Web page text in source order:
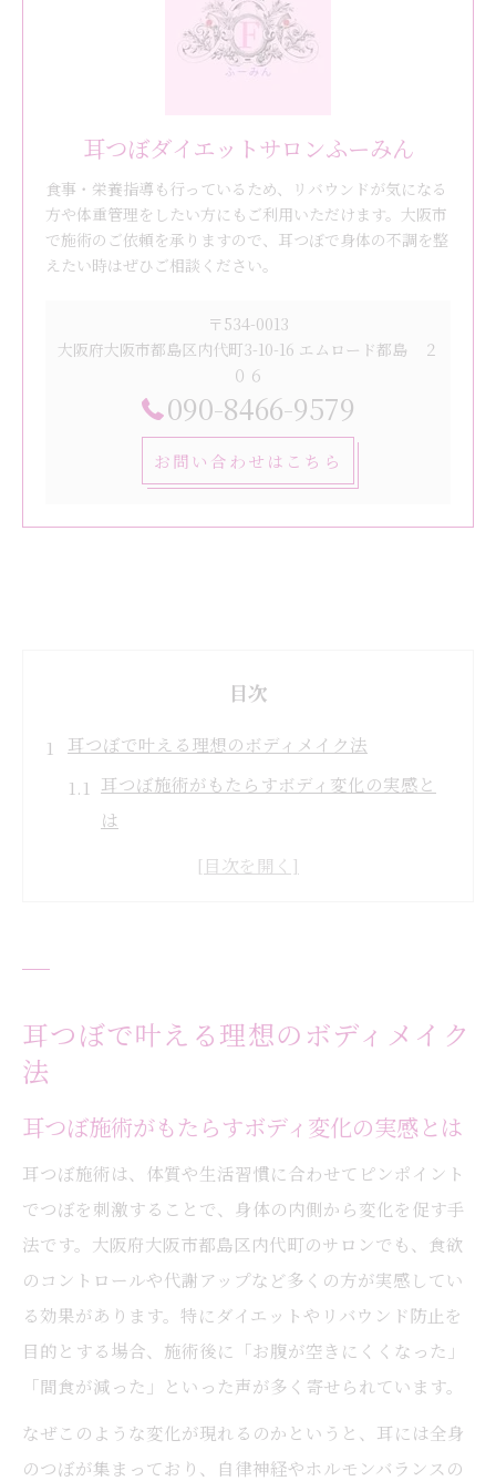
耳つぼダイエットサロンふーみん
食事・栄養指導も行っているため、リバウンドが気になる
方や体重管理をしたい方にもご利用いただけます。大阪市
で施術のご依頼を承りますので、耳つぼで身体の不調を整
えたい時はぜひご相談ください。
〒534-0013
大阪府大阪市都島区内代町3-10-16 エムロード都島 ２
０６
090-8466-9579
お問い合わせはこちら
目次
耳つぼで叶える理想のボディメイク法
耳つぼ施術がもたらすボディ変化の実感と
は
耳つぼでスウィッチを入れる仕組みを解説
食欲コントロールに耳つぼが効く理由とは
耳つぼがダイエット成功を後押しする理由
耳つぼ施術で無理なく食事管理を続ける方
法
耳つぼで間食を減らす実践的なアドバイス
耳つぼ活用でリバウンドを防ぐポイント
自律神経を整える耳つぼ活用術を紹介
耳つぼを活用した心身のリフレッシュ法
耳つぼで叶える理想のボディメイク
法
耳つぼ施術がもたらすボディ変化の実感とは
耳つぼ施術は、体質や生活習慣に合わせてピンポイント
でつぼを刺激することで、身体の内側から変化を促す手
法です。大阪府大阪市都島区内代町のサロンでも、食欲
のコントロールや代謝アップなど多くの方が実感してい
る効果があります。特にダイエットやリバウンド防止を
目的とする場合、施術後に「お腹が空きにくくなった」
「間食が減った」といった声が多く寄せられています。
なぜこのような変化が現れるのかというと、耳には全身
のつぼが集まっており、自律神経やホルモンバランスの